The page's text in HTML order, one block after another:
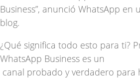
Business”, anunció WhatsApp en
blog.
¿Qué significa todo esto para ti?
WhatsApp Business es un
canal probado y verdadero para